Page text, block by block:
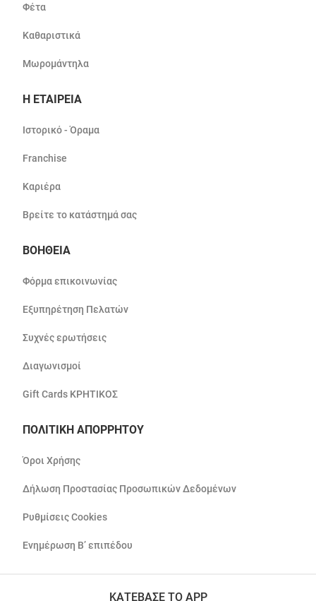
Φέτα
Καθαριστικά
Μωρομάντηλα
Η ΕΤΑΙΡΕΙΑ
Ιστορικό - Όραμα
Franchise
Καριέρα
Βρείτε το κατάστημά σας
ΒΟΗΘΕΙΑ
Φόρμα επικοινωνίας
Εξυπηρέτηση Πελατών
Συχνές ερωτήσεις
Διαγωνισμοί
Gift Cards ΚΡΗΤΙΚΟΣ
ΠΟΛΙΤΙΚΗ ΑΠΟΡΡΗΤΟΥ
Όροι Χρήσης
Δήλωση Προστασίας Προσωπικών Δεδομένων
Ρυθμίσεις Cookies
Ενημέρωση Β’ επιπέδου
ΚΑΤΕΒΑΣΕ ΤΟ APP